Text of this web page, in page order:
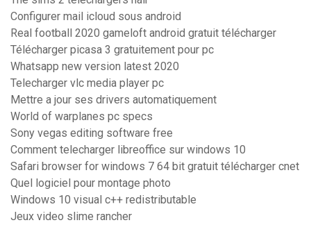
Configurer mail icloud sous android
Real football 2020 gameloft android gratuit télécharger
Télécharger picasa 3 gratuitement pour pc
Whatsapp new version latest 2020
Telecharger vlc media player pc
Mettre a jour ses drivers automatiquement
World of warplanes pc specs
Sony vegas editing software free
Comment telecharger libreoffice sur windows 10
Safari browser for windows 7 64 bit gratuit télécharger cnet
Quel logiciel pour montage photo
Windows 10 visual c++ redistributable
Jeux video slime rancher